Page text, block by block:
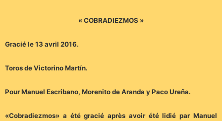
« COBRADIEZMOS »
Gracié le 13 avril 2016.
Toros de Victorino Martín.
Pour Manuel Escribano, Morenito de Aranda y Paco Ureña.
«Cobradiezmos» a été gracié après avoir été lidié par Manuel